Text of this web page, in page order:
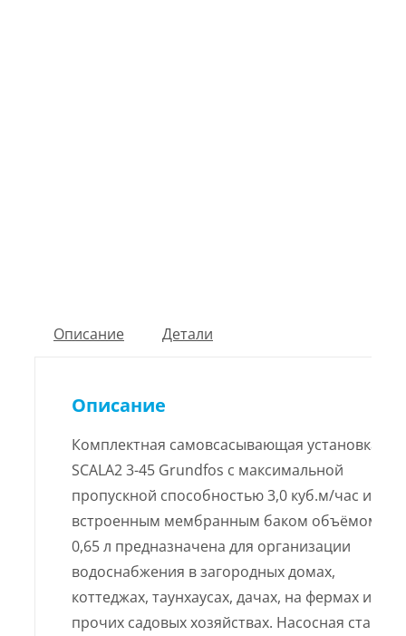
Описание Детали
Описание
Комплектная самовсасывающая установка
SCALA2 3-45 Grundfos с максимальной
пропускной способностью 3,0 куб.м/час и
встроенным мембранным баком объёмом
0,65 л предназначена для организации
водоснабжения в загородных домах,
коттеджах, таунхаусах, дачах, на фермах и
прочих садовых хозяйствах. Насосная станция